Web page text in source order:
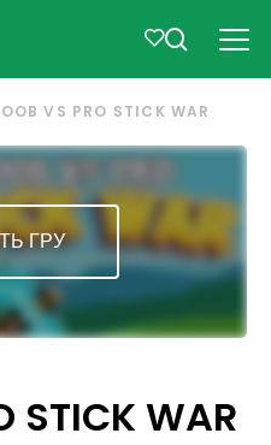
VS PRO STICK WAR
ГРУ
STICK WAR